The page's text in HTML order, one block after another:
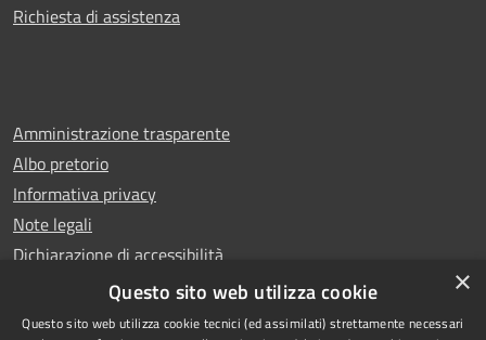
Richiesta di assistenza
Amministrazione trasparente
Albo pretorio
Informativa privacy
Note legali
Dichiarazione di accessibilità
Whistleblowing
×
Questo sito web utilizza cookie
Questo sito web utilizza cookie tecnici (ed assimilati) strettamente necessari